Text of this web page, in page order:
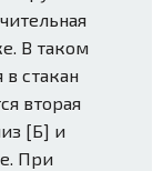
В таком
в стакан
вторая
[Б] и
При